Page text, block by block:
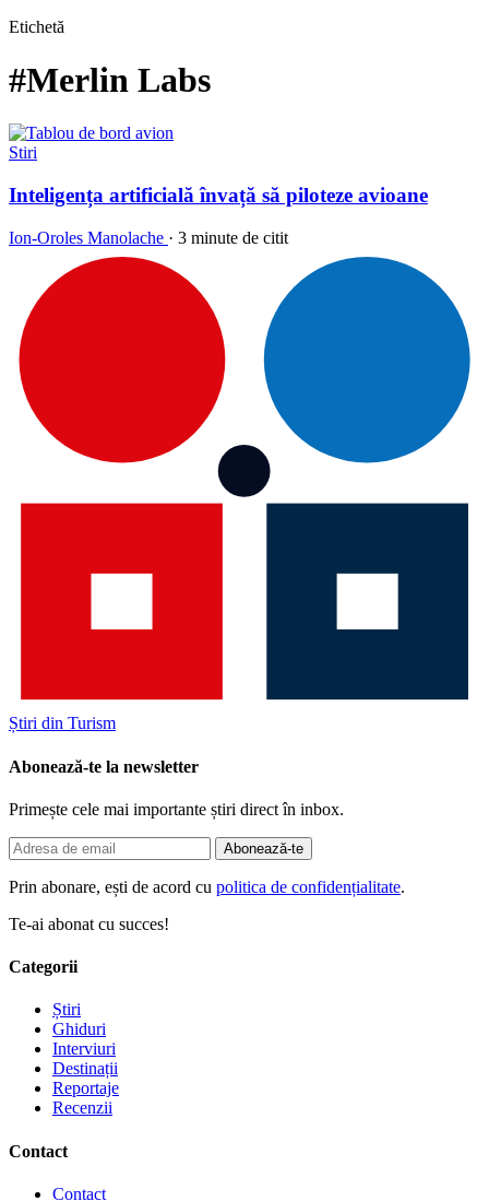
Etichetă
#Merlin Labs
Stiri
Inteligența artificială învață să piloteze avioane
Ion-Oroles Manolache · 3 minute de citit
Știri din Turism
Abonează-te la newsletter
Primește cele mai importante știri direct în inbox.
Abonează-te
Prin abonare, ești de acord cu politica de confidențialitate.
Te-ai abonat cu succes!
Categorii
Știri
Ghiduri
Interviuri
Destinații
Reportaje
Recenzii
Contact
Contact